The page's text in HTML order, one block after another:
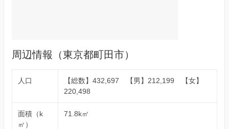
周辺情報（東京都町田市）
人口
【総数】432,697 【男】212,199 【女】
220,498
面積（k
㎡）
71.8k㎡